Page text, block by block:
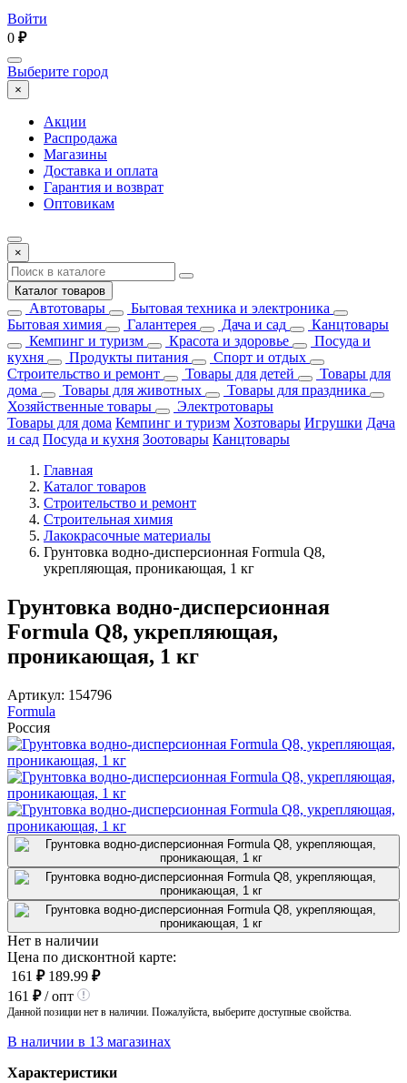
Войти
0 ₽
Выберите город
×
Акции
Распродажа
Магазины
Доставка и оплата
Гарантия и возврат
Оптовикам
×
Каталог товаров
Автотовары
Бытовая техника и электроника
Бытовая химия
Галантерея Дача и сад
Канцтовары
Кемпинг и туризм
Красота и здоровье
Посуда и
кухня
Продукты питания
Спорт и отдых
Строительство и ремонт
Товары для детей
Товары для
дома
Товары для животных
Товары для праздника
Хозяйственные товары
Электротовары
Товары для дома Кемпинг и туризм Хозтовары Игрушки Дача
и сад Посуда и кухня Зоотовары Канцтовары
Главная
Каталог товаров
Строительство и ремонт
Строительная химия
Лакокрасочные материалы
Грунтовка водно-дисперсионная Formula Q8,
укрепляющая, проникающая, 1 кг
Грунтовка водно-дисперсионная
Formula Q8, укрепляющая,
проникающая, 1 кг
Артикул: 154796
Formula
Россия
Нет в наличии
Цена по дисконтной карте:
161 ₽ 189.99 ₽
161 ₽/ опт
Данной позиции нет в наличии. Пожалуйста, выберите доступные свойства.
В наличии в 13 магазинах
Характеристики